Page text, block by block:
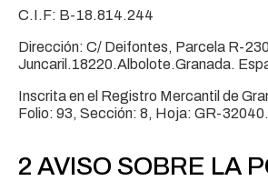
C.I.F: B-18.814.244
Dirección: C/ Deifontes, Parcela R-
Juncaril.18220.Albolote.Granada.
Inscrita en el Registro Mercantil de
Folio: 93, Sección: 8, Hoja: GR-32040.
2 AVISO SOBRE LA